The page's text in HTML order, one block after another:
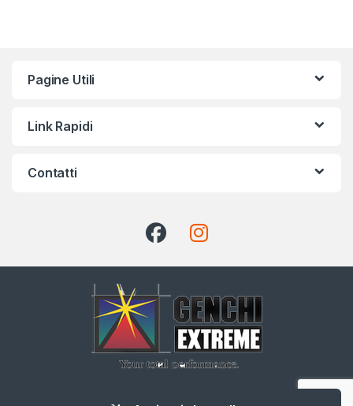
Pagine Utili
Link Rapidi
Contatti